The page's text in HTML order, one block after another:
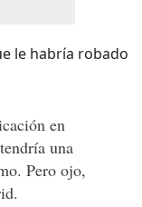
en
una
Pero ojo,